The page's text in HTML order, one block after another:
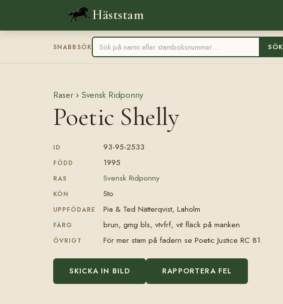
Häststam
SNABBSÖK SÖK
Raser › Svensk Ridponny
Poetic Shelly
ID 93-95-2533
FÖDD 1995
RAS Svensk Ridponny
KÖN Sto
UPPFÖDARE Pia & Ted Nätterqvist, Laholm
FÄRG brun, gmg bls, vtvfrf, vit fläck på manken
ÖVRIGT För mer stam på fadern se Poetic Justice RC 81.
SKICKA IN BILD RAPPORTERA FEL